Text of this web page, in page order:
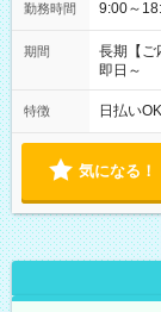
勤務時間
期間
長期【ご
即日～
特徴 日払いOK
気になる！